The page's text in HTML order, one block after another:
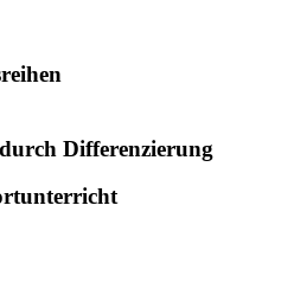
Differenzierung